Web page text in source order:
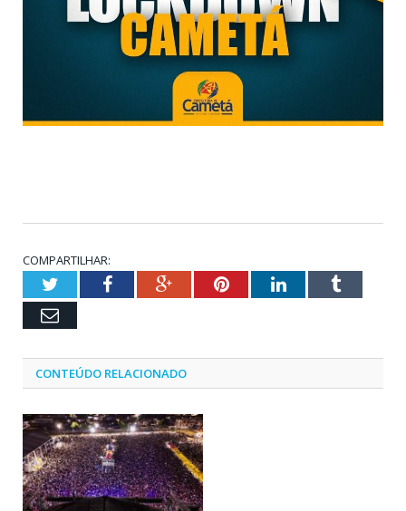
COMPARTILHAR:
TwitterFacebookGoogle+PinterestLinkedInTumblr
Email
CONTEÚDO RELACIONADO